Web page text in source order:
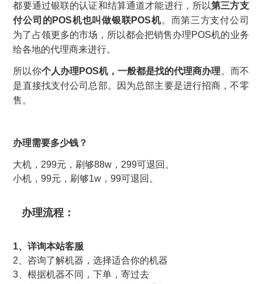
都要通过银联的认证和结算通道才能进行，所以第三方支
付公司的POS机也叫做银联POS机。而第三方支付公司
为了占领更多的市场，所以都会把销售办理POS机的业务
给各地的代理商来进行。
所以你个人办理POS机，一般都是找的代理商办理 。而不
是直接找支付公司总部。因为总部主要是进行招商，不零
售。
办理需要多少钱？
大机，299元，刷够88w，299可退回。
小机，99元，刷够1w，99可退回。
办理流程：
1、详询本站客服
2、咨询了解机器，选择适合你的机器
3、根据机器不同，下单，寄过去